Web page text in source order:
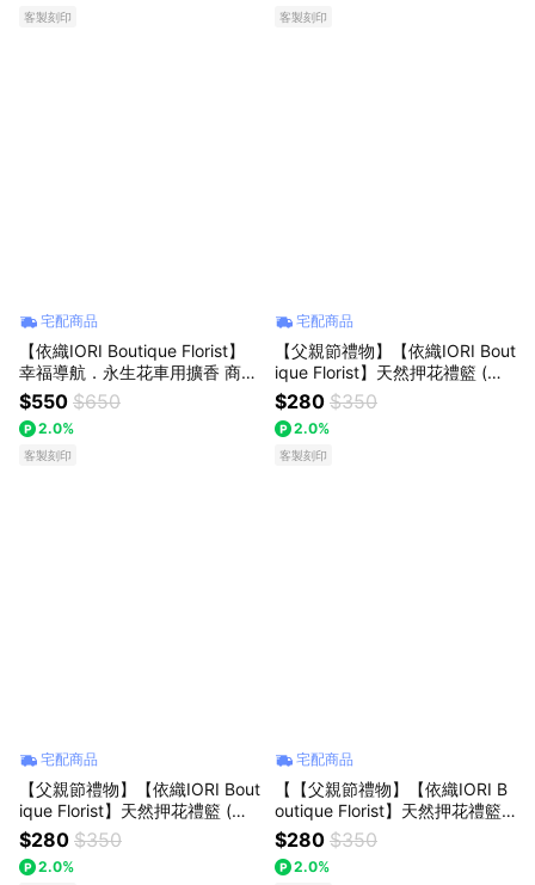
客製刻印 客製刻印
宅配商品
【依織IORI Boutique Florist】
幸福導航．永生花車用擴香 商務
送禮 父親節送禮 生日禮物
$550 $650
2.0%
客製刻印
宅配商品
【父親節禮物】【依織IORI Bout
ique Florist】天然押花禮籃 (手
機支架/卡夾/名片夾/浮游花筆)
$280 $350
2.0%
客製刻印
宅配商品
【父親節禮物】【依織IORI Bout
ique Florist】天然押花禮籃 (手
機支架/卡夾/名片夾/浮游花筆)
$280 $350
2.0%
宅配商品
【【父親節禮物】【依織IORI B
outique Florist】天然押花禮籃
(手機支架/卡夾/名片夾/浮游花
$280 $350
2.0%